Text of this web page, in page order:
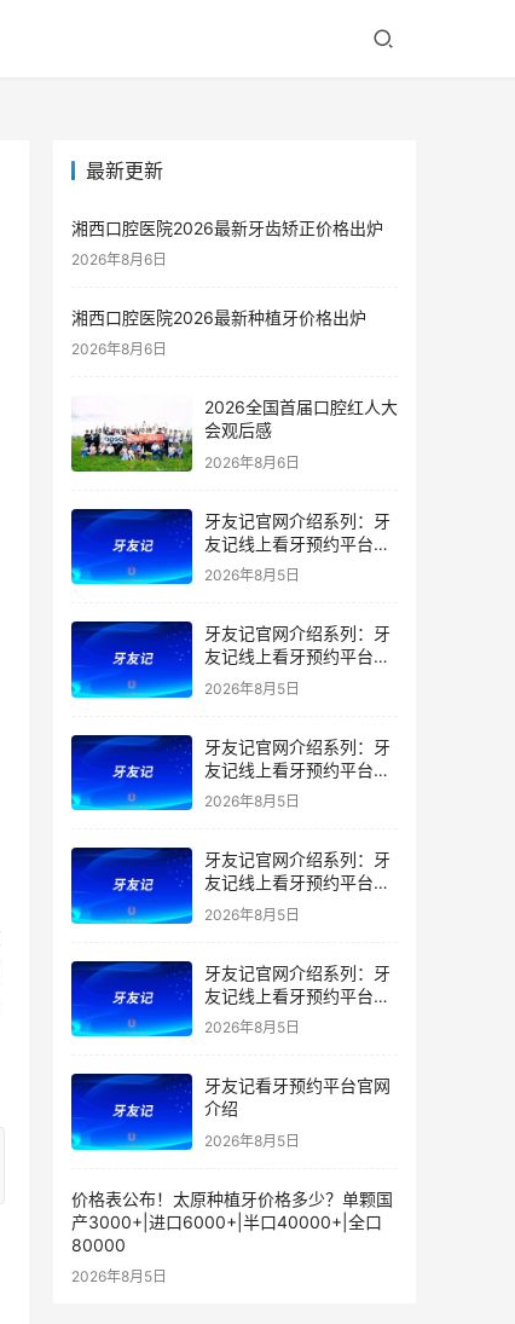
最新更新
湘西口腔医院2026最新牙齿矫正价格出炉
2026年8月6日
湘西口腔医院2026最新种植牙价格出炉
2026年8月6日
2026全国首届口腔红人大
会观后感
2026年8月6日
牙友记官网介绍系列：牙
友记线上看牙预约平台是
干什么的？靠谱吗？
2026年8月5日
牙友记官网介绍系列：牙
友记线上看牙预约平台让
看牙不再靠运气
2026年8月5日
牙友记官网介绍系列：牙
友记线上看牙预约平台打
破口腔行业专业壁垒新手
2026年8月5日
牙友记官网介绍系列：牙
友记线上看牙预约平台落
地同城就诊经验打破未知
2026年8月5日
牙友记官网介绍系列：牙
友记线上看牙预约平台的
优势在哪里？
2026年8月5日
牙友记看牙预约平台官网
介绍
2026年8月5日
价格表公布！太原种植牙价格多少？单颗国
产3000+|进口6000+|半口40000+|全口
80000
2026年8月5日